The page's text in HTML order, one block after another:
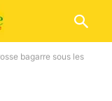
bagarre sous les